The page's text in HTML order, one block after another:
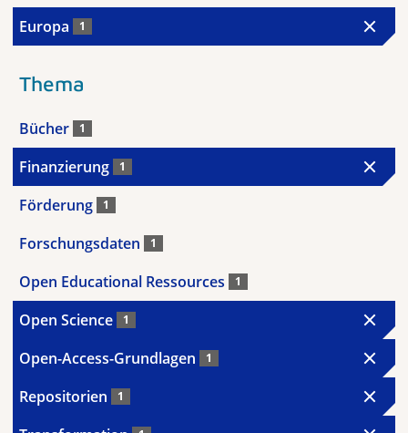
Europa 1
Thema
Bücher 1
Finanzierung 1
Förderung 1
Forschungsdaten 1
Open Educational Ressources 1
Open Science 1
Open-Access-Grundlagen 1
Repositorien 1